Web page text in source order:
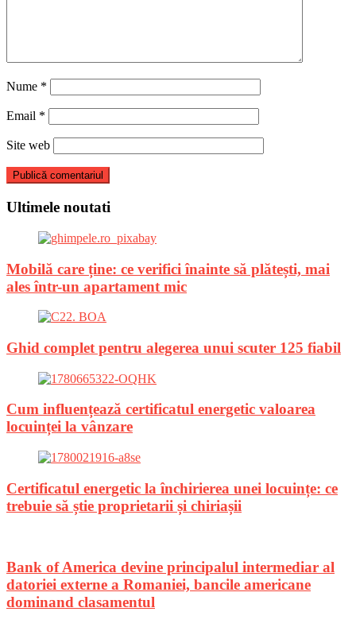
Nume *
Email *
Site web
Ultimele noutati
Mobilă care ține: ce verifici înainte să plătești, mai
ales într-un apartament mic
Ghid complet pentru alegerea unui scuter 125 fiabil
Cum influențează certificatul energetic valoarea
locuinței la vânzare
Certificatul energetic la închirierea unei locuințe: ce
trebuie să știe proprietarii și chiriașii
Bank of America devine principalul intermediar al
datoriei externe a Romaniei, bancile americane
dominand clasamentul